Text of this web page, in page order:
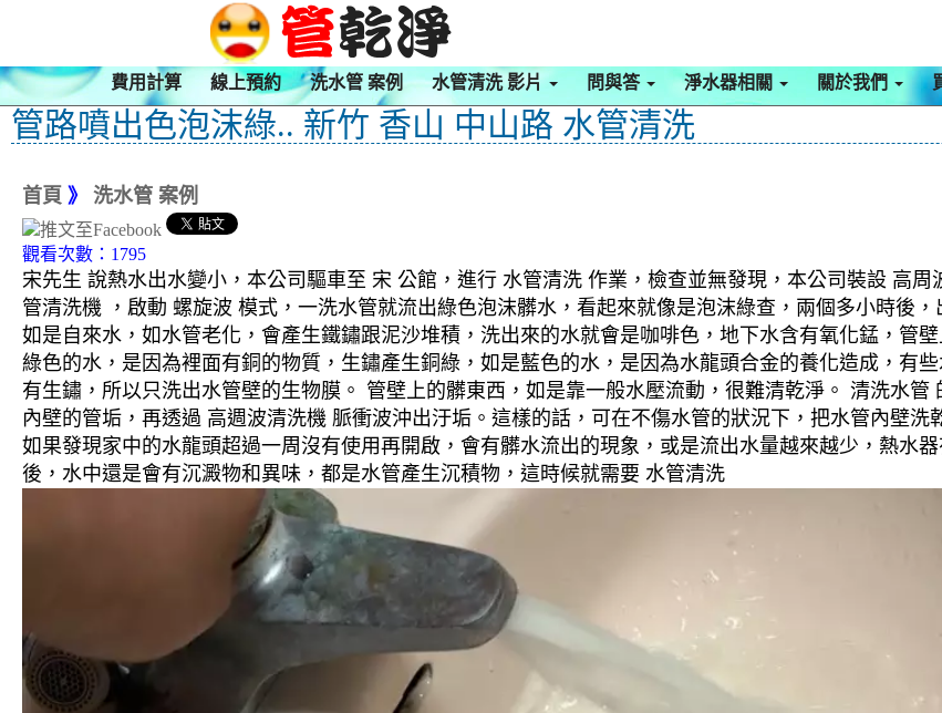
費用計算 線上預約 洗水管 案例 水管清洗 影片 問與答 淨水器相關 關於我們
管路噴出色泡沫綠.. 新竹 香山 中山路 水管清洗
首頁 》 洗水管 案例
觀看次數：1795
宋先生 說熱水出水變小，本公司驅車至 宋 公館，進行 水管清洗 作業，檢查並無發現，本公司裝設 高
管清洗機 ，啟動 螺旋波 模式，一洗水管就流出綠色泡沫髒水，看起來就像是泡沫綠查，兩個多小時後，
如是自來水，如水管老化，會產生鐵鏽跟泥沙堆積，洗出來的水就會是咖啡色，地下水含有氧化錳，管
綠色的水，是因為裡面有銅的物質，生鏽產生銅綠，如是藍色的水，是因為水龍頭合金的養化造成，有
有生鏽，所以只洗出水管壁的生物膜。 管壁上的髒東西，如是靠一般水壓流動，很難清乾淨。 清洗水
內壁的管垢，再透過 高週波清洗機 脈衝波沖出汙垢。這樣的話，可在不傷水管的狀況下，把水管內壁洗
如果發現家中的水龍頭超過一周沒有使用再開啟，會有髒水流出的現象，或是流出水量越來越少，熱水
後，水中還是會有沉澱物和異味，都是水管產生沉積物，這時候就需要 水管清洗